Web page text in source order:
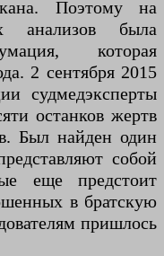
Поэтому на
анализов была
которая
2 сентября 2015
судмедэксперты
останков жертв
Был найден один
собой
еще предстоит
в братскую
пришлось